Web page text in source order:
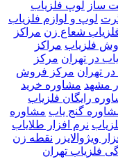
ساز لوپ فلزیاب
لوپ و لوازم فلزیاب
شعاع زن مراکز
فلزیاب مراکز
در تهران مرکز
تهران مرکز فروش
مشهد مشاوره خرید
رایگان فلزیاب
گنج یاب مشاوره
نرم افزار طلایاب
ویژوالایزر نقطه زن
فلزیاب تهران